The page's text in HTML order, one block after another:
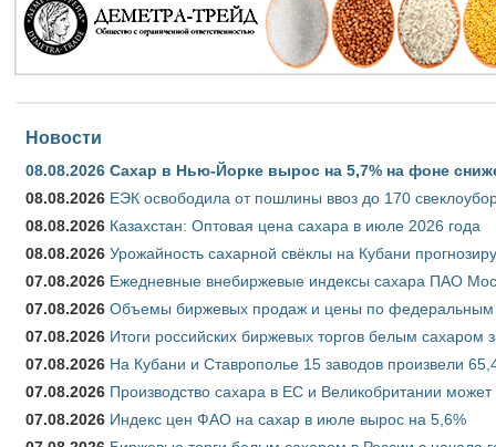
Новости
08.08.2026 Сахар в Нью-Йорке вырос на 5,7% на фоне
08.08.2026 ЕЭК освободила от пошлины ввоз до 170
08.08.2026 Казахстан: Оптовая цена сахара в июле 2026 года
08.08.2026 Урожайность сахарной свёклы на Кубани
07.08.2026 Ежедневные внебиржевые индексы сахара ПАО
07.08.2026 Объемы биржевых продаж и цены по федеральным
07.08.2026 Итоги российских биржевых торгов белым сахаром
07.08.2026 На Кубани и Ставрополье 15 заводов произвели
07.08.2026 Производство сахара в ЕС и Великобритании
07.08.2026 Индекс цен ФАО на сахар в июле вырос на 5,6%